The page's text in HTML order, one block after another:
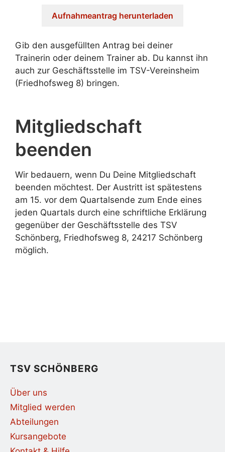
Aufnahmeantrag herunterladen
Gib den ausgefüllten Antrag bei deiner
Trainerin oder deinem Trainer ab. Du kannst ihn
auch zur Geschäftsstelle im TSV-Vereinsheim
(Friedhofsweg 8) bringen.
Mitgliedschaft
beenden
Wir bedauern, wenn Du Deine Mitgliedschaft
beenden möchtest. Der Austritt ist spätestens
am 15. vor dem Quartalsende zum Ende eines
jeden Quartals durch eine schriftliche Erklärung
gegenüber der Geschäftsstelle des TSV
Schönberg, Friedhofsweg 8, 24217 Schönberg
möglich.
TSV SCHÖNBERG
Über uns
Mitglied werden
Abteilungen
Kursangebote